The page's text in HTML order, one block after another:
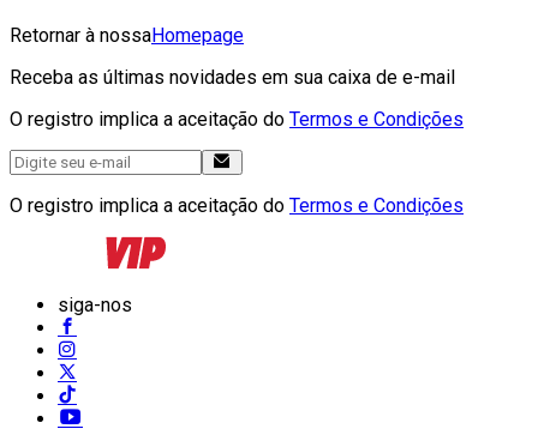
Retornar à nossaHomepage
Receba as últimas novidades em sua caixa de e-mail
O registro implica a aceitação do Termos e Condições
O registro implica a aceitação do Termos e Condições
siga-nos